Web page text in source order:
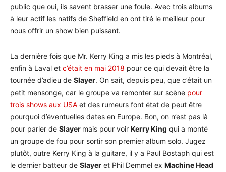
public que oui, ils savent brasser une foule. Avec trois albums
à leur actif les natifs de Sheffield en ont tiré le meilleur pour
nous offrir un show bien puissant.
La dernière fois que Mr. Kerry King a mis les pieds à Montréal,
enfin à Laval et c’était en mai 2018 pour ce qui devait être la
tournée d’adieu de Slayer. On sait, depuis peu, que c’était un
petit mensonge, car le groupe va remonter sur scène pour
trois shows aux USA et des rumeurs font état de peut être
pourquoi d’éventuelles dates en Europe. Bon, on n’est pas là
pour parler de Slayer mais pour voir Kerry King qui a monté
un groupe de fou pour sortir son premier album solo. Jugez
plutôt, outre Kerry King à la guitare, il y a Paul Bostaph qui est
le dernier batteur de Slayer et Phil Demmel ex Machine Head